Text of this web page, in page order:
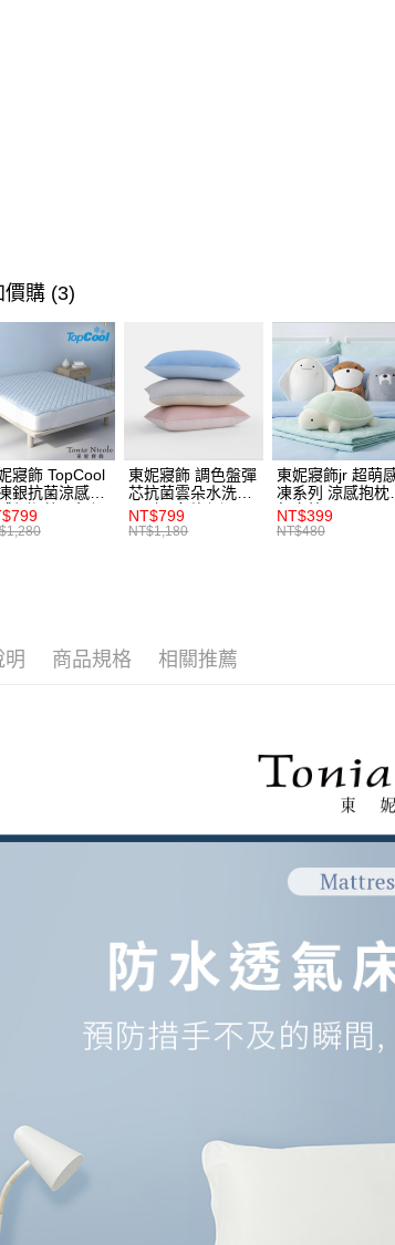
價購 (3)
寢飾 TopCool
銀抗菌涼感墊/
保潔墊-8色任
人/雙人/加大/
東妮寢飾 調色盤彈
芯抗菌雲朵水洗枕
2入組(多款任選)
NT$799
NT$1,180
東妮寢飾jr 超萌感
凍系列 涼感抱枕/
午安枕
NT$399
NT$480
明 商品規格 相關推薦